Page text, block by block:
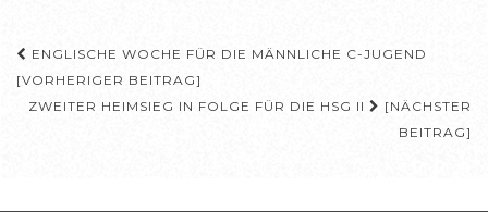
Beitragsnavigation
ENGLISCHE WOCHE FÜR DIE MÄNNLICHE C-JUGEND
[VORHERIGER BEITRAG]
ZWEITER HEIMSIEG IN FOLGE FÜR DIE HSG II
[NÄCHSTER
BEITRAG]